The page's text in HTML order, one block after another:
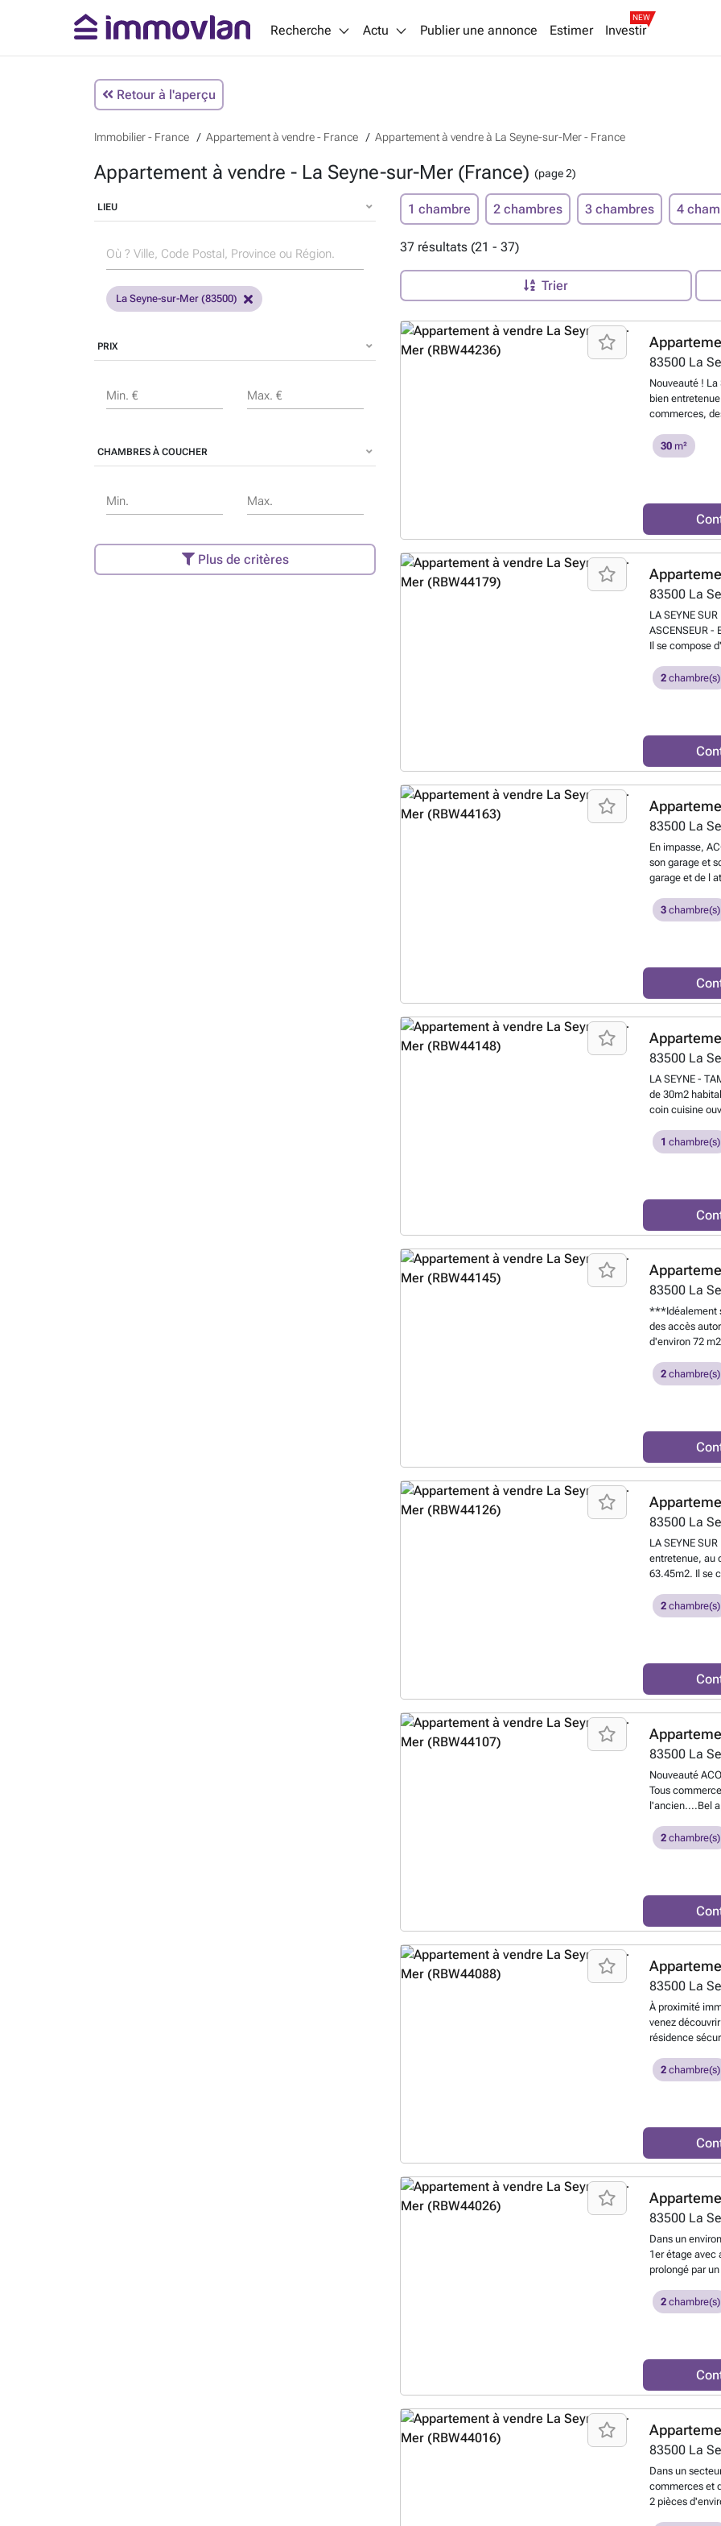
Recherche Actu Publier une annonce Estimer Investir
NEW
Retour à l'aperçu
Immobilier - France Appartement à vendre - France Appartement à vendre à La Seyne-sur-Mer - France
Appartement à vendre - La Seyne-sur-Mer (France) (page 2)
LIEU
La Seyne-sur-Mer (83500)
PRIX
Min. € Max. €
CHAMBRES À COUCHER
Min. Max.
Plus de critères
1 chambre 2 chambres 3 chambres 4
37 résultats (21 - 37)
Trier
83500 La
Nouveauté !
bien
commerces,
rez de
séjour ouvert
sein d'une
avec une
avec lumière
compris dans
À découvrir
30m²
83500 La
LA SEYNE
ASCENSEUR -
Il se compose
salle de bains
parking
2chambre(s)
83500 La
En impasse,
son garage et
garage et de l
niveau 2
aménagée en
neuf, vingt et
3chambre(s)
83500 La
LA SEYNE -
de 30m2
coin cuisine
plages! Vendu
1 chambre(s)
83500 La
***Idéalement
des accès
d'environ 72
avec cuisine
exposée sud.
vie. Le bien est
de la
savoir plus ?
2chambre(s)
83500 La
LA SEYNE
entretenue, au
63.45m2. Il se
chambres,
séparés.
2chambre(s)
83500 La
Nouveauté
Tous
l'ancien....Bel
équipée,
W.C séparés.
2chambre(s)
83500 La
À proximité
venez
résidence
exposée sud-
WC séparé
permettant de
pleinement ce
projet de
compléter les
d'acheter un
### Les
disponibles
2chambre(s)
83500 La
Dans un
1er étage avec
prolongé par
ainsi qu'un
place de
2chambre(s)
83500 La
Dans un
commerces et
2 pièces